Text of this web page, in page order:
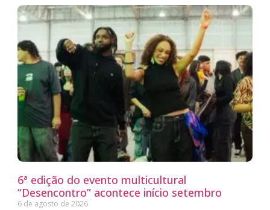
6ª edição do evento multicultural
“Desencontro” acontece início setembro
6 de agosto de 2026